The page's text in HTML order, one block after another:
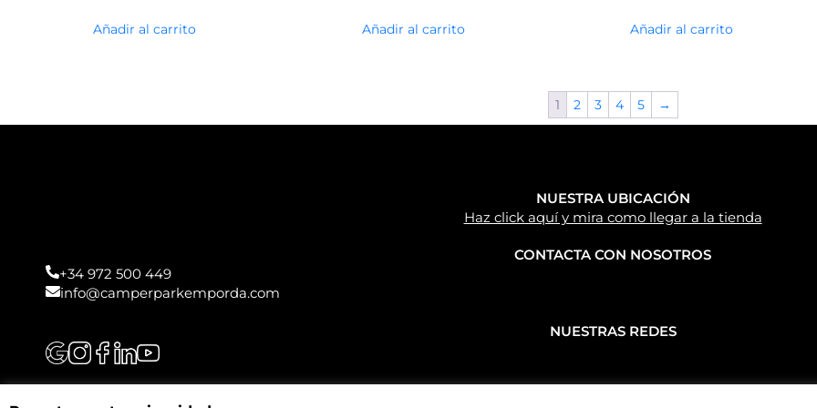
Añadir al carrito Añadir al carrito Añadir al carrito
1 2 3 4 5 →
NUESTRA UBICACIÓN
Haz click aquí y mira como llegar a la tienda
CONTACTA CON NOSOTROS
+34 972 500 449
info@camperparkemporda.com
NUESTRAS REDES